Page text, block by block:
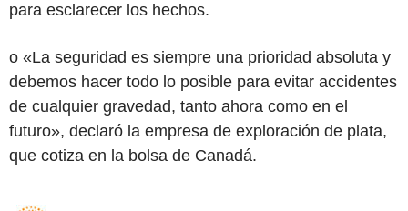
para esclarecer los hechos.
o «La seguridad es siempre una prioridad absoluta y
debemos hacer todo lo posible para evitar accidentes
de cualquier gravedad, tanto ahora como en el
futuro», declaró la empresa de exploración de plata,
que cotiza en la bolsa de Canadá.